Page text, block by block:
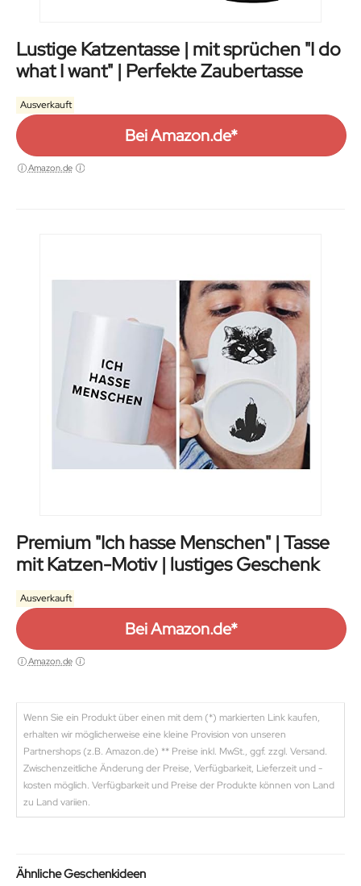
Lustige Katzentasse | mit sprüchen "I do
what I want" | Perfekte Zaubertasse
Ausverkauft
Bei Amazon.de*
Amazon.de
Premium "Ich hasse Menschen" | Tasse
mit Katzen-Motiv | lustiges Geschenk
Ausverkauft
Bei Amazon.de*
Amazon.de
Wenn Sie ein Produkt über einen mit dem (*) markierten Link kaufen,
erhalten wir möglicherweise eine kleine Provision von unseren
Partnershops (z.B. Amazon.de) ** Preise inkl. MwSt., ggf. zzgl. Versand.
Zwischenzeitliche Änderung der Preise, Verfügbarkeit, Lieferzeit und -
kosten möglich. Verfügbarkeit und Preise der Produkte können von Land
zu Land variien.
Ähnliche Geschenkideen